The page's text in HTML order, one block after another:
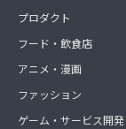
プロダクト
フード・飲食店
アニメ・漫画
ファッション
ゲーム・サービス開発